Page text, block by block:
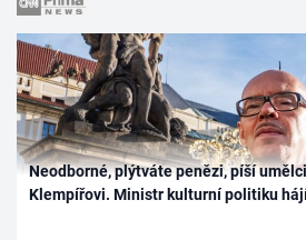
Neodborné, plýtváte penězi, píší
Klempířovi. Ministr kulturní politiku